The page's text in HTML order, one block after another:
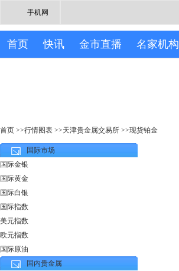
手机网
首页 快讯 金市直播 名家机构
首页 >>行情图表 >>天津贵金属交易所 >>现货铂金
国际市场
国际金银
国际黄金
国际白银
国际指数
美元指数
欧元指数
国际原油
国内贵金属